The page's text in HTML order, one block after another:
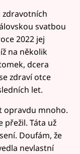
zdravotních
svatbou
2022 jej
na několik
dcera
zdraví otce
let.
opravdu mnoho.
přežil. Táta už
Doufám, že
nevlastní